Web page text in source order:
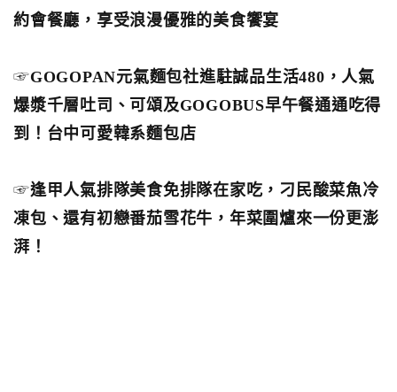
約會餐廳，享受浪漫優雅的美食饗宴
☞GOGOPAN元氣麵包社進駐誠品生活480，人氣
爆漿千層吐司、可頌及GOGOBUS早午餐通通吃得
到！台中可愛韓系麵包店
☞逢甲人氣排隊美食免排隊在家吃，刁民酸菜魚冷
凍包、還有初戀番茄雪花牛，年菜圍爐來一份更澎
湃！